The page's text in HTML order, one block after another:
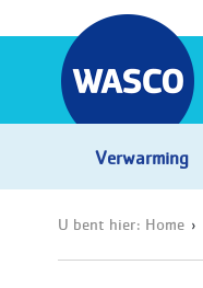
Verwarming
U bent hier: Home